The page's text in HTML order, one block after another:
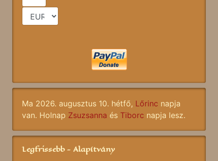
Ma 2026. augusztus 10. hétfő, Lőrinc napja
van. Holnap Zsuzsanna és Tiborc napja lesz.
Legfrissebb - Alapítvány